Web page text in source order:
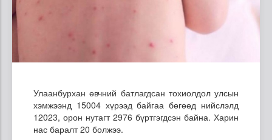
Улаанбурхан өвчний батлагдсан тохиолдол улсын
хэмжээнд 15004 хүрээд байгаа бөгөөд нийслэлд
12023, орон нутагт 2976 бүртгэгдсэн байна. Харин
нас баралт 20 болжээ.